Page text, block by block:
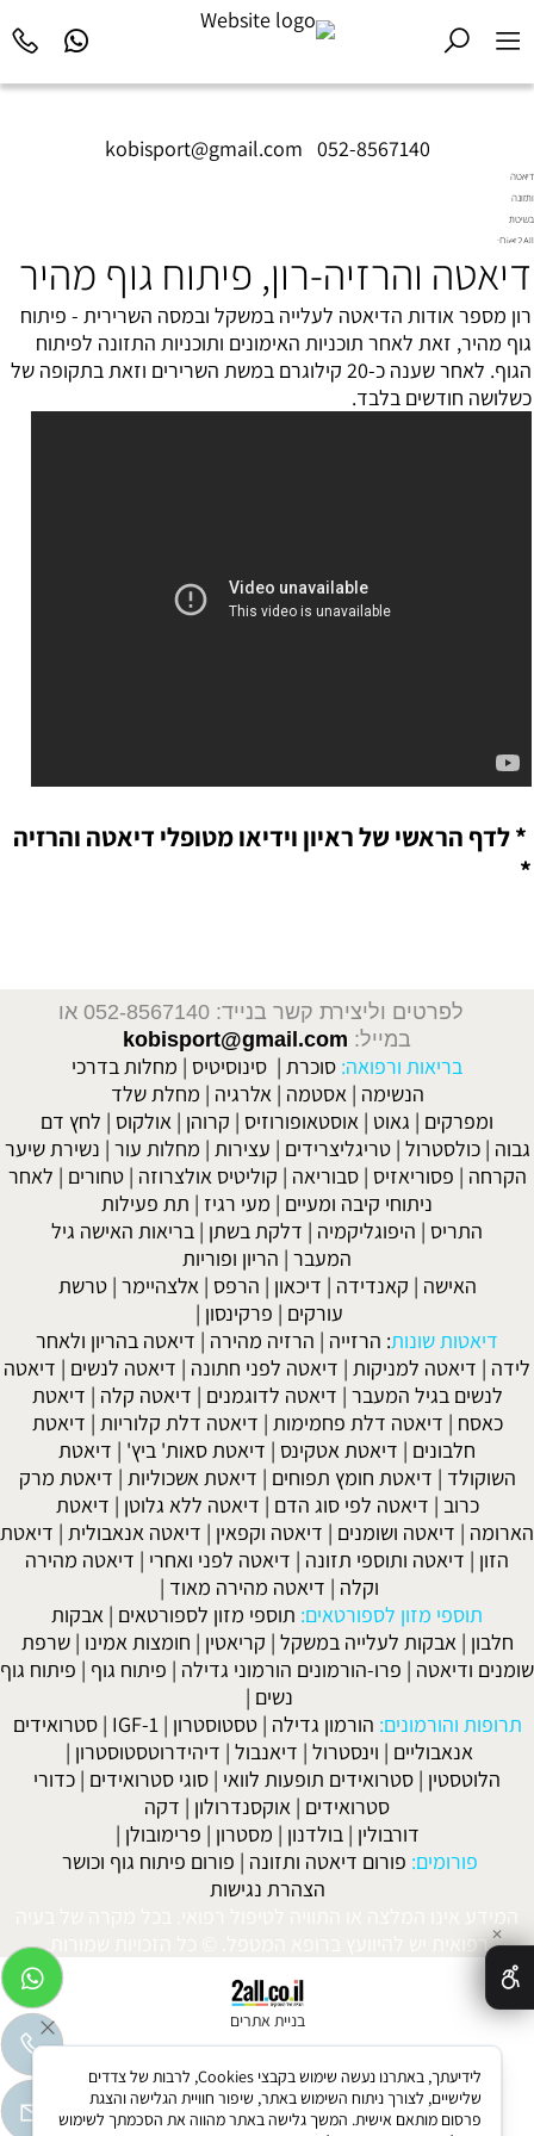
kobisport@gmail.com 052-8567140
דיאטה
ותזונה
בשיטת
Diet2All:
שמאחורי
המושלם.
דיאטה והרזיה-רון, פיתוח גוף מהיר
רון מספר אודות הדיאטה לעלייה במשקל ובמסה השרירית - פיתוח
גוף מהיר, זאת לאחר תוכניות האימונים ותוכניות התזונה לפיתוח
הגוף. לאחר שענה כ-20 קילוגרם במשת השרירים וזאת בתקופה של
כשלושה חודשים בלבד.
* לדף הראשי של ראיון וידיאו מטופלי דיאטה והרזיה
*
לפרטים וליצירת קשר בנייד: 052-8567140
או
במייל: kobisport@gmail.com
בריאות ורפואה: סוכרת | סינוסיטיס | מחלות בדרכי
הנשימה | אסטמה | אלרגיה | מחלת שלד
ומפרקים | גאוט | אוסטאופורוזיס | קרוהן | אולקוס | לחץ דם
גבוה |כולסטרול |טריגליצרידים | עצירות | מחלות עור | נשירת שיער
הקרחה | פסוריאזיס |סבוריאה | קוליטיס אולצרוזה |טחורים | לאחר
ניתוחי קיבה ומעיים | מעי רגיז | תת פעילות
התריס | היפוגליקמיה | דלקת בשתן | בריאות האישה גיל
המעבר | הריון ופוריות
האישה | קאנדידה | דיכאון | הרפס | אלצהיימר |טרשת
עורקים | פרקינסון |
דיאטות שונות: הרזייה | הרזיה מהירה | דיאטה בהריון ולאחר
לידה | דיאטה למניקות | דיאטה לפני חתונה | דיאטה לנשים | דיאטה
לנשים בגיל המעבר | דיאטה לדוגמנים | דיאטה קלה | דיאטת
כאסח | דיאטה דלת פחמימות | דיאטה דלת קלוריות | דיאטת
חלבונים | דיאטת אטקינס | דיאטת סאות' ביץ' | דיאטת
השוקולד | דיאטת חומץ תפוחים | דיאטת אשכוליות | דיאטת מרק
כרוב | דיאטה לפי סוג הדם | דיאטה ללא גלוטן | דיאטת
הארומה | דיאטה ושומנים | דיאטה וקפאין | דיאטה אנאבולית | דיאטת
הזון | דיאטה ותוספי תזונה | דיאטה לפני ואחרי | דיאטה מהירה
וקלה | דיאטה מהירה מאוד |
תוספי מזון לספורטאים: תוספי מזון לספורטאים | אבקות
חלבון | אבקות לעלייה במשקל | קריאטין | חומצות אמינו |שרפת
שומנים ודיאטה | פרו-הורמונים הורמוני גדילה | פיתוח גוף | פיתוח גוף
נשים |
תרופות והורמונים: הורמון גדילה |טסטוסטרון |
IGF-1
|סטרואידים
אנאבוליים | וינסטרול | דיאנבול | דיהידרוטסטוסטרון |
הלוטסטין | סטרואידים תופעות לוואי | סוגי סטרואידים | כדורי
סטרואידים | אוקסנדרולון | דקה
דורבולין | בולדנון | מסטרון | פרימובולן |
פורומים: פורום דיאטה ותזונה | פורום פיתוח גוף וכושר
הצהרת נגישות
המידע אינו המלצה או התוויה לטיפול רפואי. בכל מקרה של בעיה
רפואית יש להיוועץ ברופא המטפל. © כל הזכויות שמורות.
בניית אתרים
✕
לידיעתך, באתרנו נעשה שימוש בקבצי Cookies, לרבות של צדדים
שלישיים, לצורך ניתוח השימוש באתר, שיפור חוויית הגלישה והצגת
פרסום מותאם אישית. המשך גלישה באתר מהווה את הסכמתך לשימוש